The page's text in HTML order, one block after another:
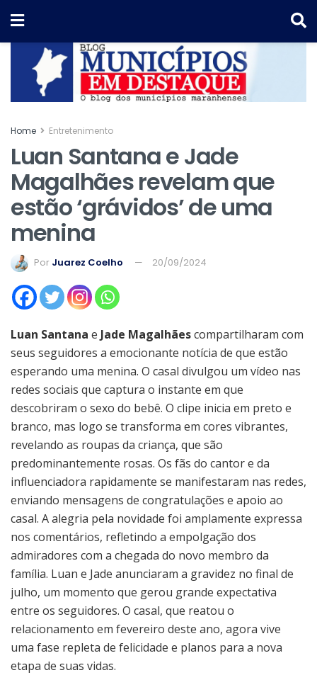
Home Entretenimento
Luan Santana e Jade
Magalhães revelam que
estão ‘grávidos’ de uma
menina
Por Juarez Coelho 20/09/2024
Luan Santana e Jade Magalhãescompartilharam com
seus seguidores a emocionante notícia de que estão
esperando uma menina. O casal divulgou um vídeo nas
redes sociais que captura o instante em que
descobriram o sexo do bebê. O clipe inicia em preto e
branco, mas logo se transforma em cores vibrantes,
revelando as roupas da criança, que são
predominantemente rosas. Os fãs do cantor e da
influenciadora rapidamente se manifestaram nas redes,
enviando mensagens de congratulações e apoio ao
casal. A alegria pela novidade foi amplamente expressa
nos comentários, refletindo a empolgação dos
admiradores com a chegada do novo membro da
família. Luan e Jade anunciaram a gravidez no final de
julho, um momento que gerou grande expectativa
entre os seguidores. O casal, que reatou o
relacionamento em fevereiro deste ano, agora vive
uma fase repleta de felicidade e planos para a nova
etapa de suas vidas.